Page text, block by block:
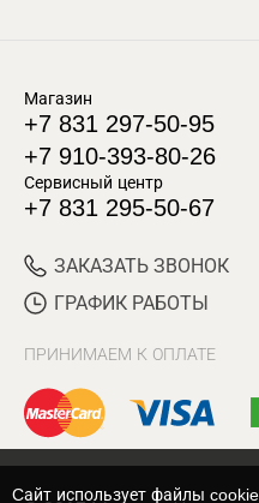
Магазин
+7 831 297-50-95
+7 910-393-80-26
Сервисный центр
+7 831 295-50-67
ЗАКАЗАТЬ ЗВОНОК
ГРАФИК РАБОТЫ
ПРИНИМАЕМ К ОПЛАТЕ
Cайт использует файлы